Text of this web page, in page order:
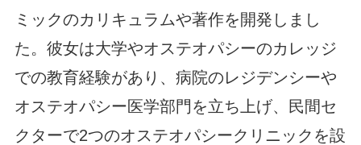
ミックのカリキュラムや著作を開発しまし
た。彼女は大学やオステオパシーのカレッジ
での教育経験があり、病院のレジデンシーや
オステオパシー医学部門を立ち上げ、民間セ
クターで2つのオステオパシークリニックを設